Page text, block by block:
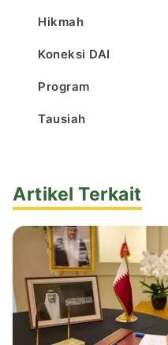
Hikmah
Koneksi DAI
Program
Tausiah
Artikel Terkait